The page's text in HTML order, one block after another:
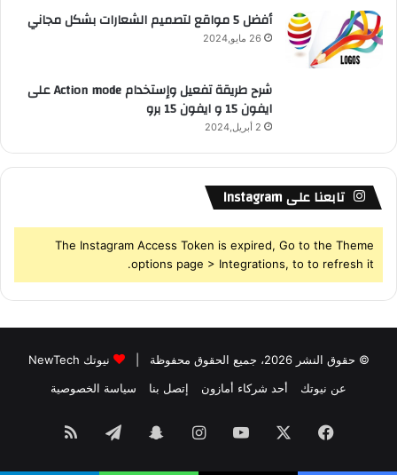
أفضل 5 مواقع لتصميم الشعارات بشكل مجاني
26 مايو,2024
شرح طريقة تفعيل وإستخدام Action mode على
ايفون 15 و ايفون 15 برو
2 أبريل,2024
تابعنا على Instagram
The Instagram Access Token is expired, Go to the Theme
options page > Integrations, to to refresh it.
© حقوق النشر 2026، جميع الحقوق محفوظة |
نيوتك NewTech
عن نيوتك
أحد شركاء أمازون إتصل بنا سياسة الخصوصية
فيسبوك ‫YouTubeانستقرامسناب تيلقرامملخص